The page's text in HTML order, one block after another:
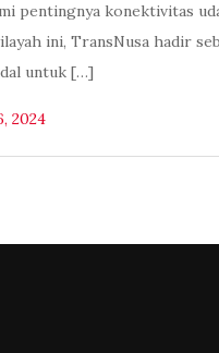
pentingnya konektivitas
ini, TransNusa hadir
untuk […]
2024